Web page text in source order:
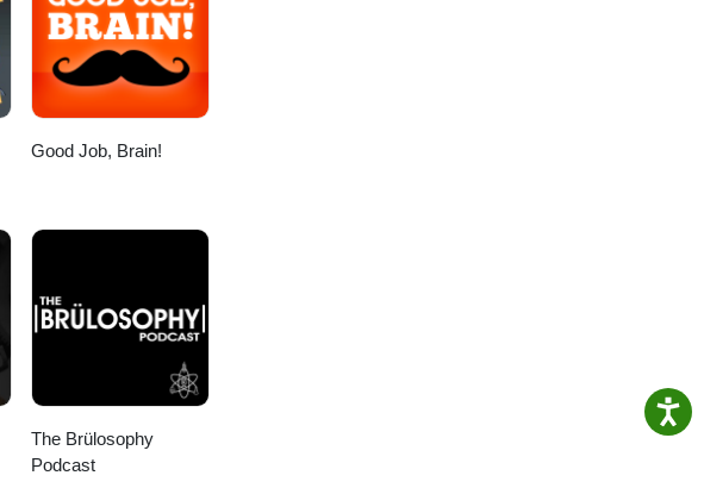
Good Job, Brain!
The Brülosophy
Podcast